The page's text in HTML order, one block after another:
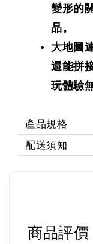
變形的
品。
大地圖
還能拼
玩體驗
產品規格
配送須知
商品評價